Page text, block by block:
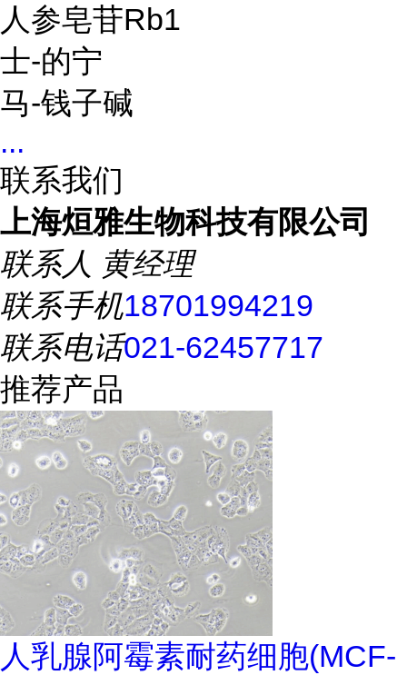
人参皂苷Rb1
士-的宁
马-钱子碱
...
联系我们
上海烜雅生物科技有限公司
联系人 黄经理
联系手机18701994219
联系电话021-62457717
推荐产品
人乳腺阿霉素耐药细胞(MCF-